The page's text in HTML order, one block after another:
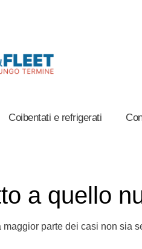
Coibentati e refrigerati
a quello
maggior parte dei casi non sia